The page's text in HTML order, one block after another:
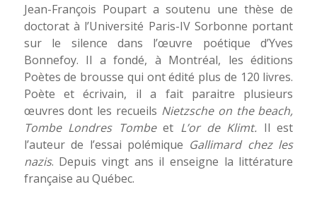
Jean-François Poupart a soutenu une thèse de
doctorat à l’Université Paris-IV Sorbonne portant
sur le silence dans l’œuvre poétique d’Yves
Bonnefoy. Il a fondé, à Montréal, les éditions
Poètes de brousse qui ont édité plus de 120 livres.
Poète et écrivain, il a fait paraitre plusieurs
œuvres dont les recueils Nietzsche on the beach,
Tombe Londres Tombeet L’or de Klimt. Il est
l’auteur de l’essai polémique Gallimard chez les
nazis. Depuis vingt ans il enseigne la littérature
française au Québec.